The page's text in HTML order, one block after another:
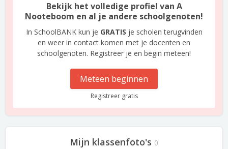
Bekijk het volledige profiel van A
Nooteboom en al je andere schoolgenoten!
In SchoolBANK kun je GRATIS je scholen terugvinden
en weer in contact komen met je docenten en
schoolgenoten. Registreer je en begin meteen!
Meteen beginnen
Registreer gratis
Mijn klassenfoto's 0